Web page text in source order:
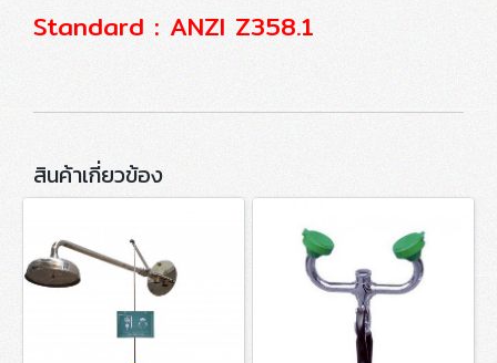
Standard : ANZI Z358.1
สินค้าเกี่ยวข้อง